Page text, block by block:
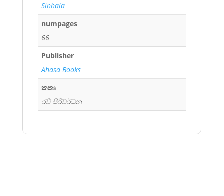
Sinhala
numpages
66
Publisher
Ahasa Books
කතෘ
රවී සිරිවර්ධන